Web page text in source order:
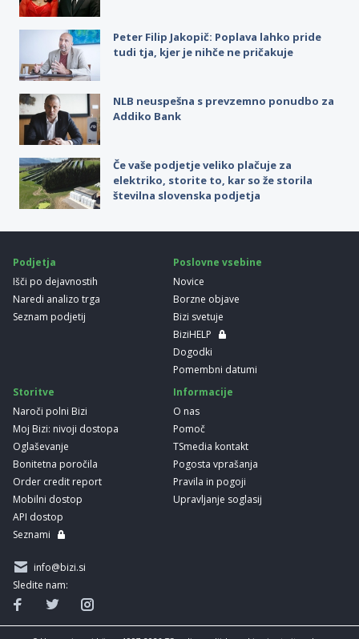
Peter Filip Jakopič: Poplava lahko pride
tudi tja, kjer je nihče ne pričakuje
NLB neuspešna s prevzemno ponudbo za
Addiko Bank
Če vaše podjetje veliko plačuje za
elektriko, storite to, kar so že storila
številna slovenska podjetja
Podjetja
Išči po dejavnostih
Naredi analizo trga
Seznam podjetij
Poslovne vsebine
Novice
Borzne objave
Bizi svetuje
BiziHELP
Dogodki
Pomembni datumi
Storitve
Naroči polni Bizi
Moj Bizi: nivoji dostopa
Oglaševanje
Bonitetna poročila
Order credit report
Mobilni dostop
API dostop
Seznami
Informacije
O nas
Pomoč
TSmedia kontakt
Pogosta vprašanja
Pravila in pogoji
Upravljanje soglasij
info@bizi.si
Sledite nam: